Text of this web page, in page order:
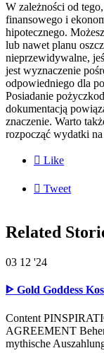
W zależności od
finansowego i
hipotecznego.
lub nawet planu
nieprzewidywalne,
jest wyznaczenie
odpowiedniego dla
Posiadanie
dokumentacją
znaczenie. Warto
rozpocząć wydatki
 Like
 Tweet
Related
03 12 '24
ᐈ Gold Goddess
Content
AGREEMENT
mythische